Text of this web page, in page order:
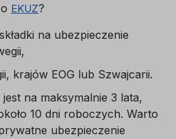
EKUZ?
na ubezpieczenie
krajów EOG lub Szwajcarii.
na maksymalnie 3 lata,
10 dni roboczych. Warto
ubezpieczenie